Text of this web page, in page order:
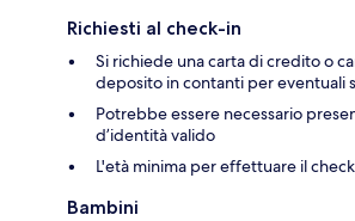
Richiesti al check-in
Si richiede una carta di credito o
deposito in contanti per eventuali
Potrebbe essere necessario
d’identità valido
L'età minima per effettuare il
Bambini